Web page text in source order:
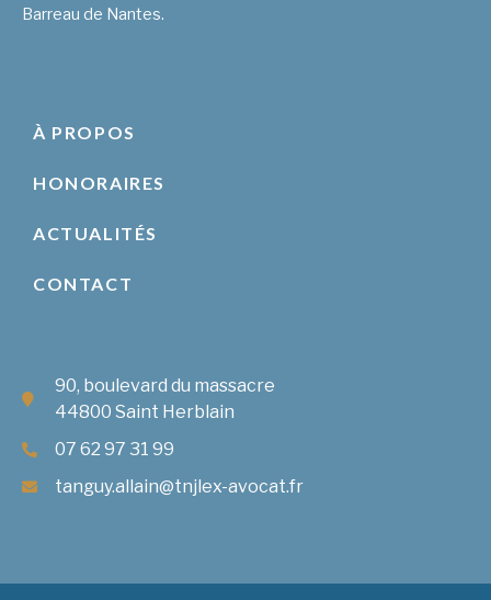
Barreau de Nantes.
À PROPOS
HONORAIRES
ACTUALITÉS
CONTACT
90, boulevard du massacre
44800 Saint Herblain
07 62 97 31 99
tanguy.allain@tnjlex-avocat.fr